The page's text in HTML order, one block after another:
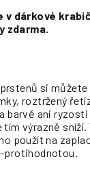
v dárkové
zdarma.
si
roztržený
barvě ani ryzosti
tím výrazně sníží.
použít na
protihodnotou.